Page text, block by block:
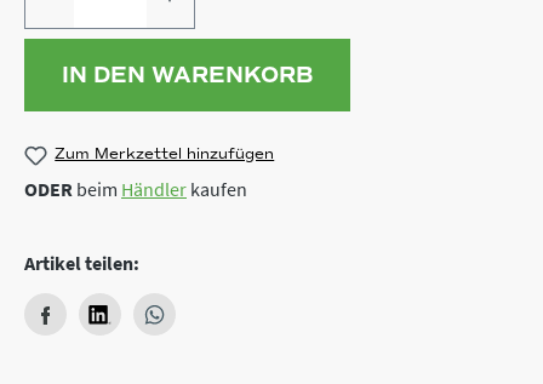
IN DEN WARENKORB
Zum Merkzettel hinzufügen
ODER beim Händler kaufen
Artikel teilen: